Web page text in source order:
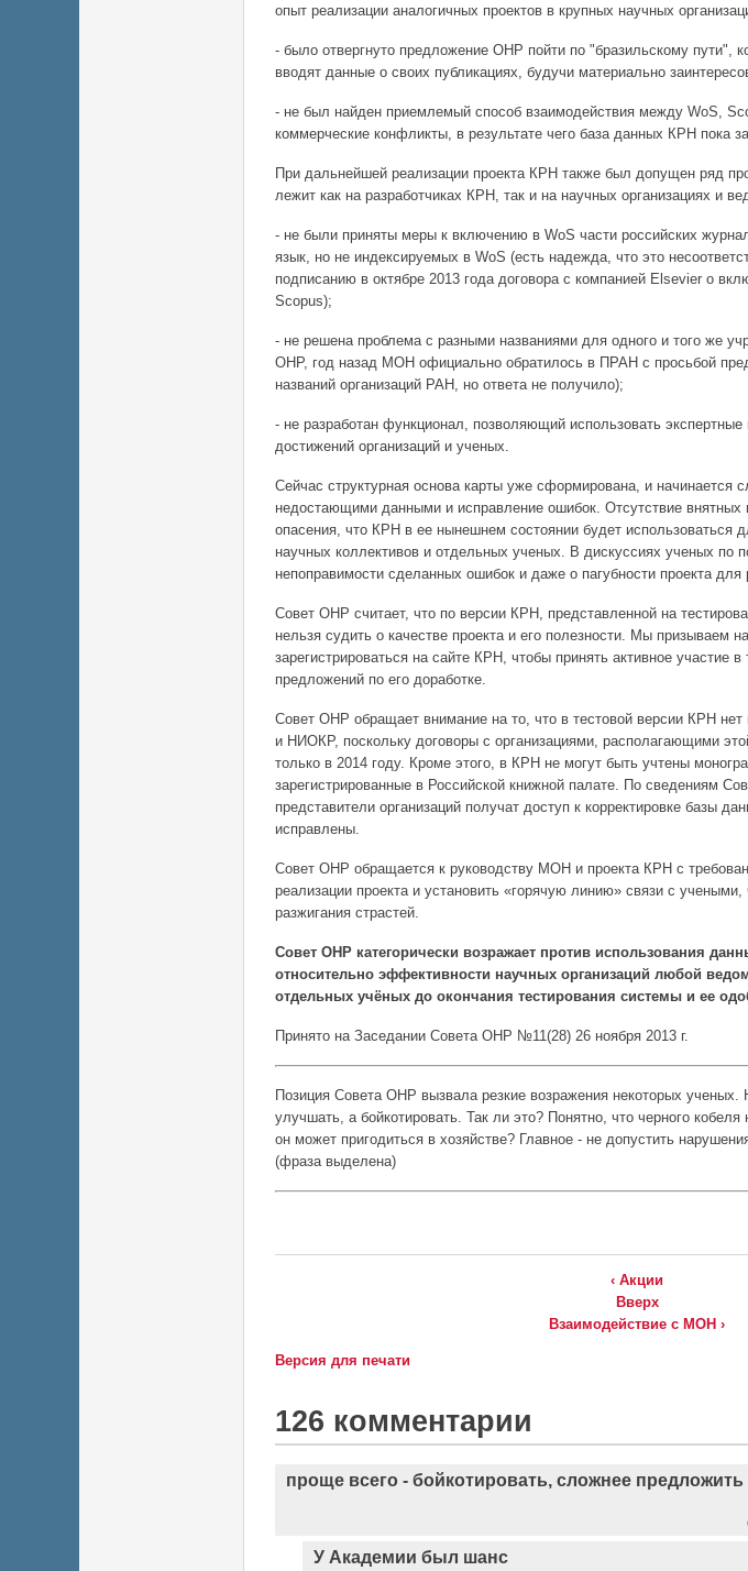
опыт реализации аналогичных проектов в крупных научных
- было отвергнуто предложение ОНР пойти по "бразильскому пути",
вводят данные о своих публикациях, будучи материально
- не был найден приемлемый способ взаимодействия между WoS,
коммерческие конфликты, в результате чего база данных КРН пока
При дальнейшей реализации проекта КРН также был допущен ряд
лежит как на разработчиках КРН, так и на научных организациях и
- не были приняты меры к включению в WoS части российских
язык, но не индексируемых в WoS (есть надежда, что это
подписанию в октябре 2013 года договора с компанией Elsevier о
Scopus);
- не решена проблема с разными названиями для одного и того же
ОНР, год назад МОН официально обратилось в ПРАН с просьбой
названий организаций РАН, но ответа не получило);
- не разработан функционал, позволяющий использовать
достижений организаций и ученых.
Сейчас структурная основа карты уже сформирована, и
недостающими данными и исправление ошибок. Отсутствие
опасения, что КРН в ее нынешнем состоянии будет использоваться
научных коллективов и отдельных ученых. В дискуссиях ученых по
непоправимости сделанных ошибок и даже о пагубности проекта для
Совет ОНР считает, что по версии КРН, представленной на
нельзя судить о качестве проекта и его полезности. Мы призываем
зарегистрироваться на сайте КРН, чтобы принять активное участие
предложений по его доработке.
Совет ОНР обращает внимание на то, что в тестовой версии КРН
и НИОКР, поскольку договоры с организациями, располагающими
только в 2014 году. Кроме этого, в КРН не могут быть учтены
зарегистрированные в Российской книжной палате. По сведениям
представители организаций получат доступ к корректировке базы
исправлены.
Совет ОНР обращается к руководству МОН и проекта КРН с
реализации проекта и установить «горячую линию» связи с
разжигания страстей.
Совет ОНР категорически возражает против использования
относительно эффективности научных организаций любой
отдельных учёных до окончания тестирования системы и ее
Принято на Заседании Совета ОНР №11(28) 26 ноября 2013 г.
Позиция Совета ОНР вызвала резкие возражения некоторых
улучшать, а бойкотировать. Так ли это? Понятно, что черного
он может пригодиться в хозяйстве? Главное - не допустить
(фраза выделена)
‹ Акции
Вверх
Взаимодействие с МОН ›
Версия для печати
126 комментарии
проще всего - бойкотировать, сложнее предложить
У Академии был шанс